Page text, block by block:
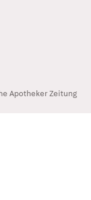
Apotheker Zeitung